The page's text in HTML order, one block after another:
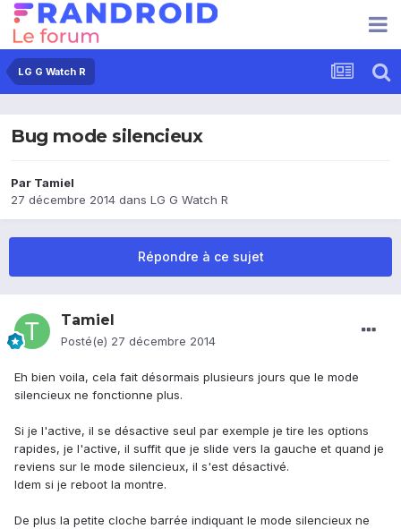
LG G Watch R
Bug mode silencieux
Par Tamiel
27 décembre 2014 dans LG G Watch R
Répondre à ce sujet
Tamiel
Posté(e) 27 décembre 2014
Eh bien voila, cela fait désormais plusieurs jours que le mode
silencieux ne fonctionne plus.
Si je l'active, il se désactive seul par exemple je tire les options
rapides, je l'active, il suffit que je slide vers la gauche et quand je
reviens sur le mode silencieux, il s'est désactivé.
Idem si je reboot la montre.
De plus la petite cloche barrée indiquant le mode silencieux ne